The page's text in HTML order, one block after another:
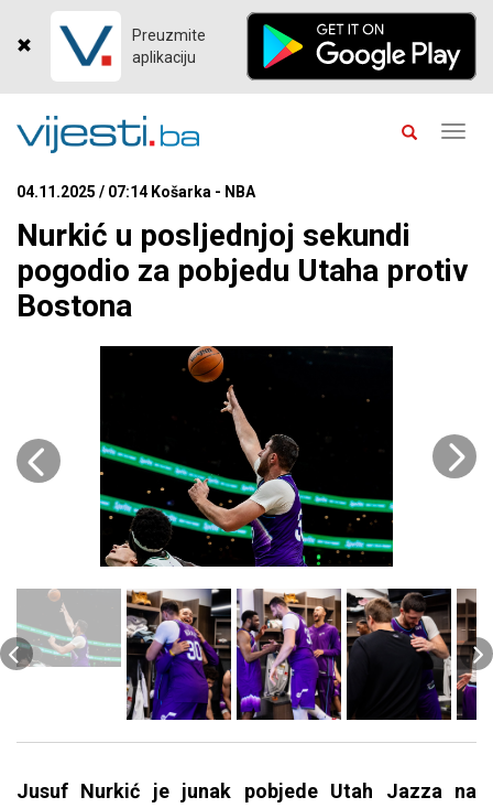
Preuzmite
aplikaciju
04.11.2025 / 07:14 Košarka - NBA
Nurkić u posljednjoj sekundi
pogodio za pobjedu Utaha protiv
Bostona
Jusuf Nurkić je junak pobjede Utah Jazza na